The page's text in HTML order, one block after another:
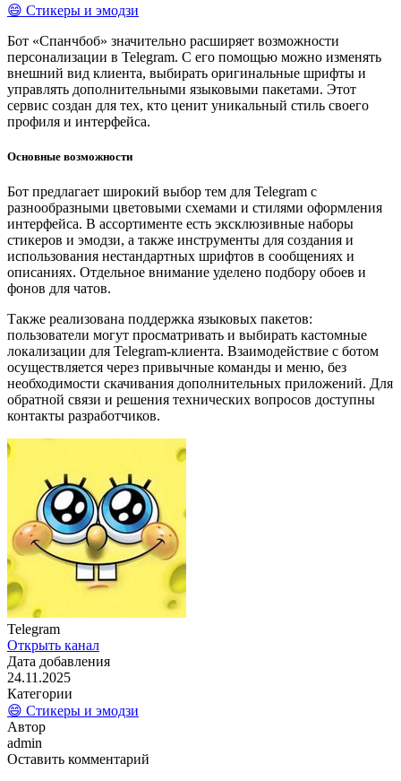
😄 Стикеры и эмодзи
Бот «Спанчбоб» значительно расширяет возможности
персонализации в Telegram. С его помощью можно изменять
внешний вид клиента, выбирать оригинальные шрифты и
управлять дополнительными языковыми пакетами. Этот
сервис создан для тех, кто ценит уникальный стиль своего
профиля и интерфейса.
Основные возможности
Бот предлагает широкий выбор тем для Telegram с
разнообразными цветовыми схемами и стилями оформления
интерфейса. В ассортименте есть эксклюзивные наборы
стикеров и эмодзи, а также инструменты для создания и
использования нестандартных шрифтов в сообщениях и
описаниях. Отдельное внимание уделено подбору обоев и
фонов для чатов.
Также реализована поддержка языковых пакетов:
пользователи могут просматривать и выбирать кастомные
локализации для Telegram-клиента. Взаимодействие с ботом
осуществляется через привычные команды и меню, без
необходимости скачивания дополнительных приложений. Для
обратной связи и решения технических вопросов доступны
контакты разработчиков.
Telegram
Открыть канал
Дата добавления
24.11.2025
Категории
😄 Стикеры и эмодзи
Автор
admin
Оставить комментарий